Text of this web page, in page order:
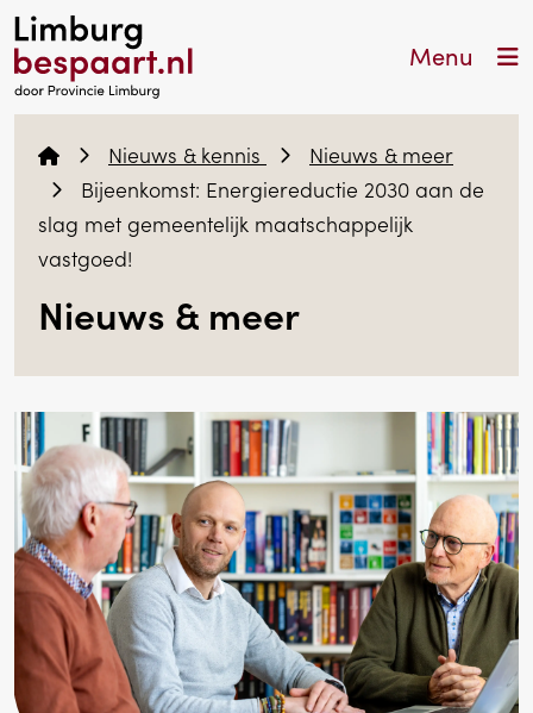
Menu
Nieuws & kennis
Nieuws & meer
Bijeenkomst: Energiereductie 2030 aan de
slag met gemeentelijk maatschappelijk
vastgoed!
Nieuws & meer